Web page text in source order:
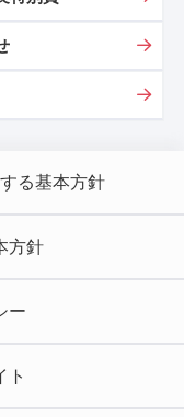
る基本方針
方針
ー
ト